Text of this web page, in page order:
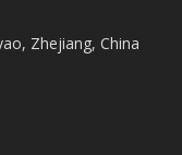
Zhejiang, China